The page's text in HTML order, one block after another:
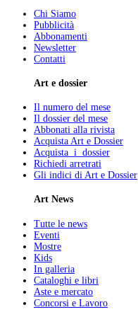
Chi Siamo
Pubblicità
Abbonamenti
Newsletter
Contatti
Art e dossier
Il numero del mese
Il dossier del mese
Abbonati alla rivista
Acquista Art e Dossier
Acquista i dossier
Richiedi arretrati
Gli indici di Art e Dossier
Art News
Tutte le news
Eventi
Mostre
Kids
In galleria
Cataloghi e libri
Aste e mercato
Concorsi e Lavoro